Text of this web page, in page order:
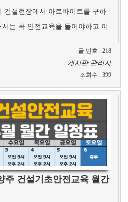
건설현장에서 아르바이트를 구하
는 꼭 안전교육을 들어야하고 이
글 번호 : 218
게시판 관리자
조회수 : 399
주 건설기초안전교육 월간